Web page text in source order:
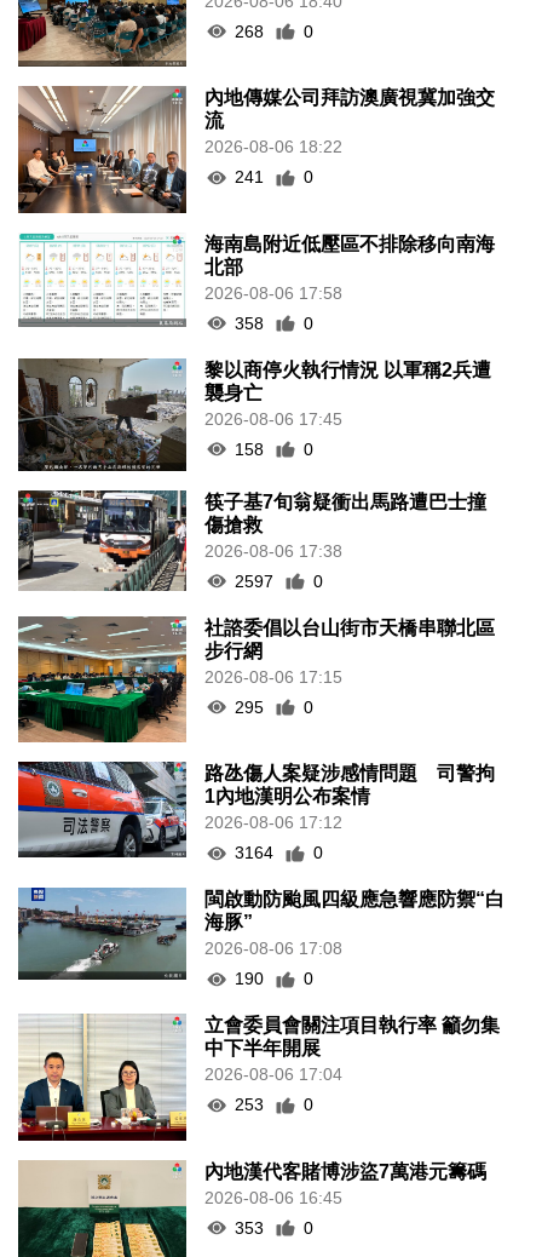
268
0
內地傳媒公司拜訪澳廣視冀加強交
流
2026-08-06 18:22
241
0
海南島附近低壓區不排除移向南海
北部
2026-08-06 17:58
358
0
黎以商停火執行情況 以軍稱2兵遭
襲身亡
2026-08-06 17:45
158
0
筷子基7旬翁疑衝出馬路遭巴士撞
傷搶救
2026-08-06 17:38
2597
0
社諮委倡以台山街市天橋串聯北區
步行網
2026-08-06 17:15
295
0
路氹傷人案疑涉感情問題 司警拘
1內地漢明公布案情
2026-08-06 17:12
3164
0
閩啟動防颱風四級應急響應防禦“白
海豚”
2026-08-06 17:08
190
0
立會委員會關注項目執行率 籲勿集
中下半年開展
2026-08-06 17:04
253
0
內地漢代客賭博涉盜7萬港元籌碼
2026-08-06 16:45
353
0